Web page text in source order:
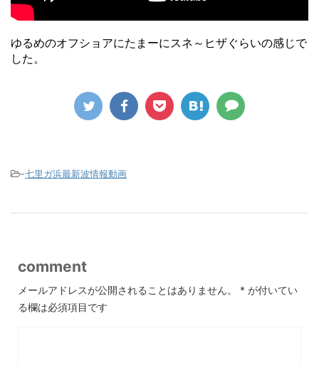
ゆるめのオフショアにたまーにスネ～ヒザぐらいの感じで
した。
-七里ガ浜最新波情報動画
comment
メールアドレスが公開されることはありません。 * が付いてい
る欄は必須項目です